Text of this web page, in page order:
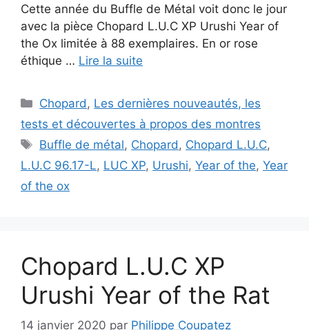
Cette année du Buffle de Métal voit donc le jour
avec la pièce Chopard L.U.C XP Urushi Year of
the Ox limitée à 88 exemplaires. En or rose
éthique … Lire la suite
Catégories
Chopard , Les dernières nouveautés, les
tests et découvertes à propos des montres
Étiquettes
Buffle de métal, Chopard , Chopard L.U.C,
L.U.C 96.17-L, LUC XP, Urushi, Year of the, Year
of the ox
Chopard L.U.C XP
Urushi Year of the Rat
14 janvier 2020 par Philippe Coupatez